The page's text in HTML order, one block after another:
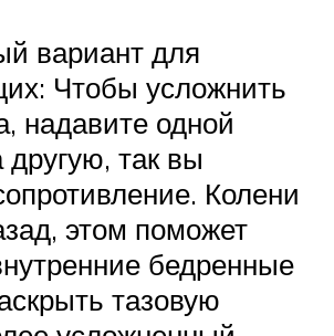
вариант для
Чтобы усложнить
надавите одной
так вы
Колени
этом поможет
бедренные
тазовую